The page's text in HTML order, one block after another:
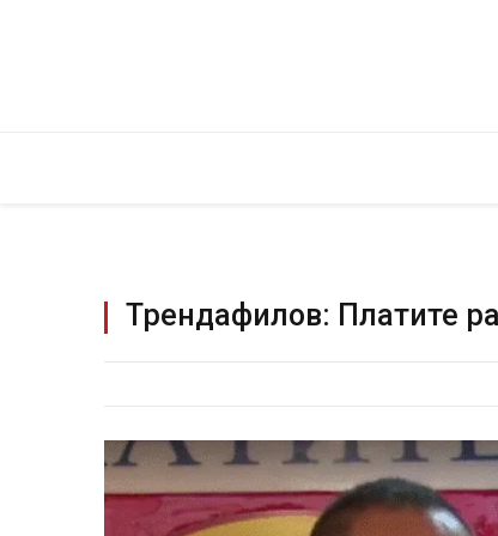
Трендафилов: Платите
AUGUST 2, 2026